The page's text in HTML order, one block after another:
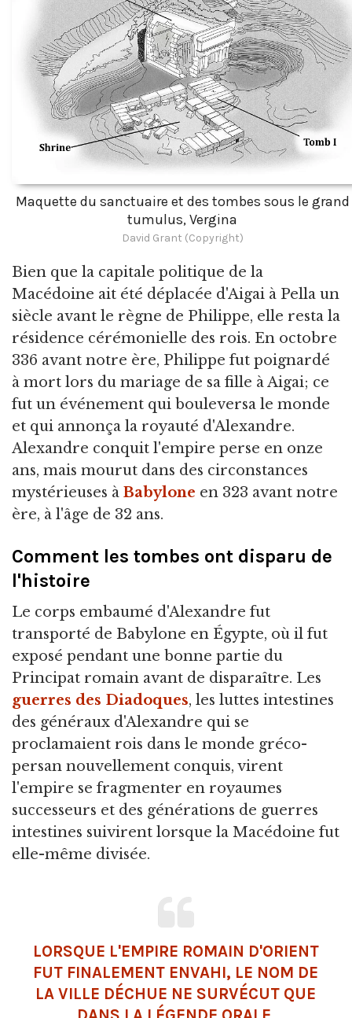
Maquette du sanctuaire et des tombes sous le grand
tumulus, Vergina
David Grant (Copyright)
Bien que la capitale politique de la
Macédoine ait été déplacée d'Aigai à Pella un
siècle avant le règne de Philippe, elle resta la
résidence cérémonielle des rois. En octobre
336 avant notre ère, Philippe fut poignardé
à mort lors du mariage de sa fille à Aigai; ce
fut un événement qui bouleversa le monde
et qui annonça la royauté d'Alexandre.
Alexandre conquit l'empire perse en onze
ans, mais mourut dans des circonstances
mystérieuses à Babylone en 323 avant notre
ère, à l'âge de 32 ans.
Comment les tombes ont disparu de
l'histoire
Le corps embaumé d'Alexandre fut
transporté de Babylone en Égypte, où il fut
exposé pendant une bonne partie du
Principat romain avant de disparaître. Les
guerres des Diadoques, les luttes intestines
des généraux d'Alexandre qui se
proclamaient rois dans le monde gréco-
persan nouvellement conquis, virent
l'empire se fragmenter en royaumes
successeurs et des générations de guerres
intestines suivirent lorsque la Macédoine fut
elle-même divisée.
LORSQUE L'EMPIRE ROMAIN D'ORIENT
FUT FINALEMENT ENVAHI, LE NOM DE
LA VILLE DÉCHUE NE SURVÉCUT QUE